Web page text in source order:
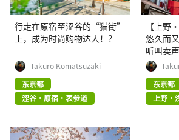
行走在原宿至涩谷的“猫街”
上，成为时尚购物达人！？
Takuro Komatsuzaki
东京都
涩谷・原宿・表参道
【上野
悠久而
听叫卖
东京都
上野・